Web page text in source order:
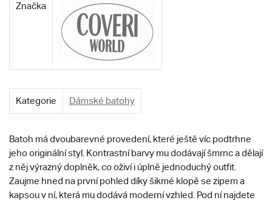
Značka
Kategorie Dámské batohy
Batoh má dvoubarevné provedení, které ještě víc podtrhne
jeho originální styl. Kontrastní barvy mu dodávají šmrnc a dělají
z něj výrazný doplněk, co oživí i úplně jednoduchý outfit.
Zaujme hned na první pohled díky šikmé klopě se zipem a
kapsou v ní, která mu dodává moderní vzhled. Pod ní najdete